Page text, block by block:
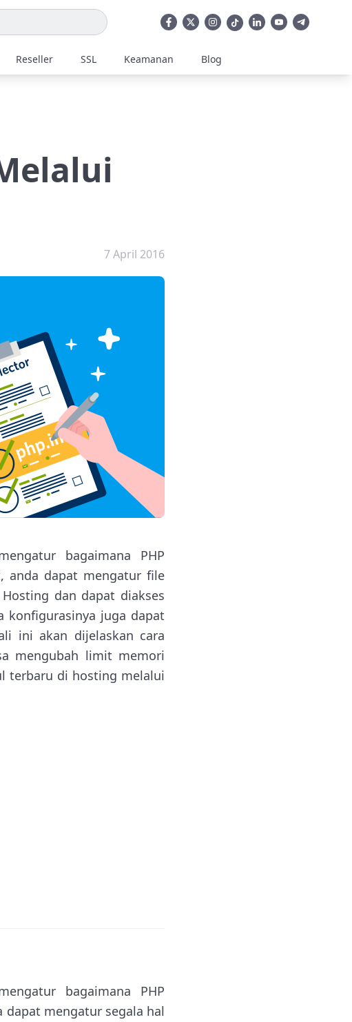
Reseller SSL Keamanan Blog
7 April 2016
bagaimana PHP
anda dapat mengatur file
dan dapat diakses
konfigurasinya juga dapat
ini akan dijelaskan cara
mengubah limit memori
terbaru di hosting melalui
bagaimana PHP
mengatur segala hal